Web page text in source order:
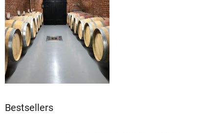
Bestsellers